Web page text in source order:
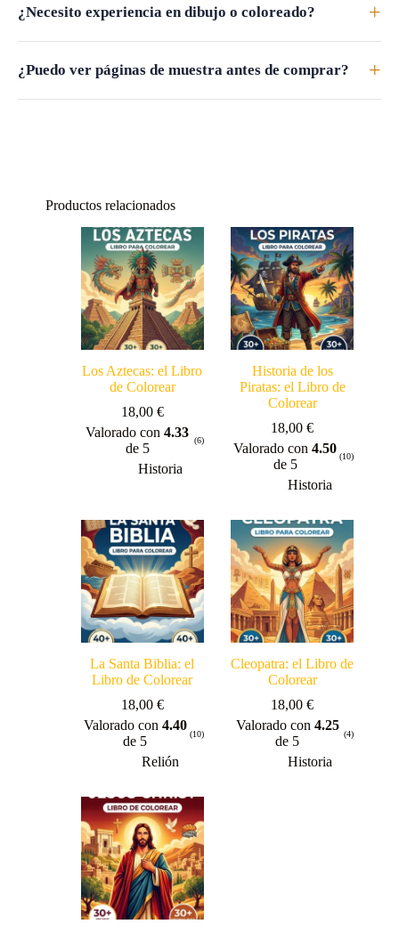
¿Necesito experiencia en dibujo o coloreado? +
¿Puedo ver páginas de muestra antes de comprar? +
Productos relacionados
Los Aztecas: el Libro
de Colorear
18,00 €
Valorado con4.33
de 5
(6)
Historia
Historia de los
Piratas: el Libro de
Colorear
18,00€
Valorado con4.50
de 5
(10)
Historia
La Santa Biblia: el
Libro de Colorear
18,00 €
Valorado con 4.40
de 5
(10)
Relión
Cleopatra: el Libro de
Colorear
18,00€
Valorado con 4.25
de 5
(4)
Historia